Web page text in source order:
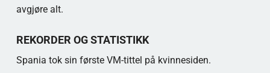
avgjøre alt.
REKORDER OG STATISTIKK
Spania tok sin første VM-tittel på kvinnesiden.